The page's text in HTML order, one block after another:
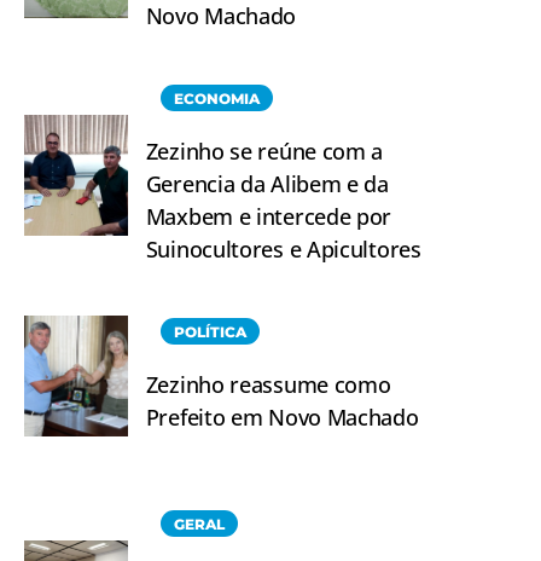
Novo Machado
ECONOMIA
Zezinho se reúne com a
Gerencia da Alibem e da
Maxbem e intercede por
Suinocultores e Apicultores
POLÍTICA
Zezinho reassume como
Prefeito em Novo Machado
GERAL